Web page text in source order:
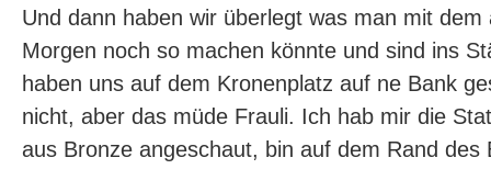
Und dann haben wir überlegt was man mit dem
Morgen noch so machen könnte und sind ins
haben uns auf dem Kronenplatz auf ne Bank
nicht, aber das müde Frauli. Ich hab mir die
aus Bronze angeschaut, bin auf dem Rand des